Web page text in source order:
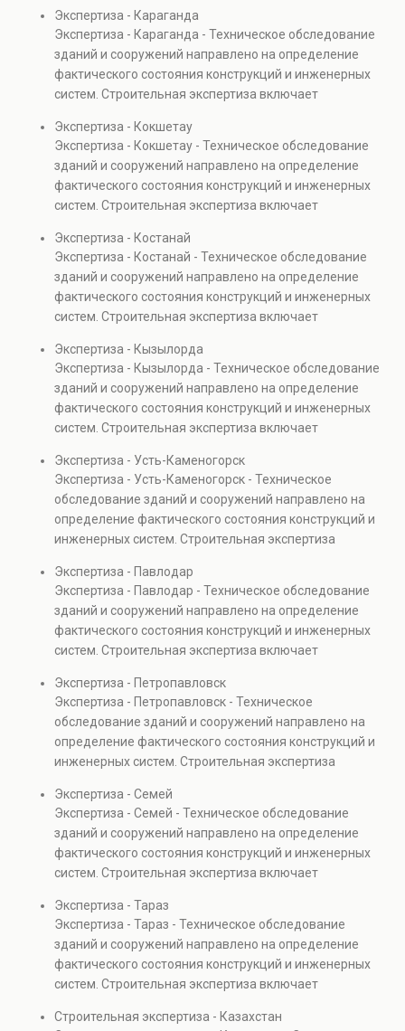
элементов и оценку эксплуатационной безопасности.
Услуга востребована при покупке недвижимости,
капитальном ремонте и реконструкции объектов, а
также при судебных разбирательствах и технических
проверках.
Экспертиза - Караганда
Экспертиза - Караганда - Техническое обследование
зданий и сооружений направлено на определение
фактического состояния конструкций и инженерных
систем. Строительная экспертиза включает
элементов и оценку эксплуатационной безопасности.
Услуга востребована при покупке недвижимости,
капитальном ремонте и реконструкции объектов, а
также при судебных разбирательствах и технических
проверках.
Экспертиза - Кокшетау
Экспертиза - Кокшетау - Техническое обследование
зданий и сооружений направлено на определение
фактического состояния конструкций и инженерных
систем. Строительная экспертиза включает
элементов и оценку эксплуатационной безопасности.
Услуга востребована при покупке недвижимости,
капитальном ремонте и реконструкции объектов, а
также при судебных разбирательствах и технических
проверках.
Экспертиза - Костанай
Экспертиза - Костанай - Техническое обследование
зданий и сооружений направлено на определение
фактического состояния конструкций и инженерных
систем. Строительная экспертиза включает
элементов и оценку эксплуатационной безопасности.
Услуга востребована при покупке недвижимости,
капитальном ремонте и реконструкции объектов, а
также при судебных разбирательствах и технических
проверках.
Экспертиза - Кызылорда
Экспертиза - Кызылорда - Техническое обследование
зданий и сооружений направлено на определение
фактического состояния конструкций и инженерных
систем. Строительная экспертиза включает
элементов и оценку эксплуатационной безопасности.
Услуга востребована при покупке недвижимости,
капитальном ремонте и реконструкции объектов, а
также при судебных разбирательствах и технических
проверках.
Экспертиза - Усть-Каменогорск
Экспертиза - Усть-Каменогорск - Техническое
обследование зданий и сооружений направлено на
определение фактического состояния конструкций и
инженерных систем. Строительная экспертиза
прочности элементов и оценку эксплуатационной
безопасности. Услуга востребована при покупке
недвижимости, капитальном ремонте и реконструкции
объектов, а также при судебных разбирательствах и
технических проверках.
Экспертиза - Павлодар
Экспертиза - Павлодар - Техническое обследование
зданий и сооружений направлено на определение
фактического состояния конструкций и инженерных
систем. Строительная экспертиза включает
элементов и оценку эксплуатационной безопасности.
Услуга востребована при покупке недвижимости,
капитальном ремонте и реконструкции объектов, а
также при судебных разбирательствах и технических
проверках.
Экспертиза - Петропавловск
Экспертиза - Петропавловск - Техническое
обследование зданий и сооружений направлено на
определение фактического состояния конструкций и
инженерных систем. Строительная экспертиза
прочности элементов и оценку эксплуатационной
безопасности. Услуга востребована при покупке
недвижимости, капитальном ремонте и реконструкции
объектов, а также при судебных разбирательствах и
технических проверках.
Экспертиза - Семей
Экспертиза - Семей - Техническое обследование
зданий и сооружений направлено на определение
фактического состояния конструкций и инженерных
систем. Строительная экспертиза включает
элементов и оценку эксплуатационной безопасности.
Услуга востребована при покупке недвижимости,
капитальном ремонте и реконструкции объектов, а
также при судебных разбирательствах и технических
проверках.
Экспертиза - Тараз
Экспертиза - Тараз - Техническое обследование
зданий и сооружений направлено на определение
фактического состояния конструкций и инженерных
систем. Строительная экспертиза включает
элементов и оценку эксплуатационной безопасности.
Строительная экспертиза - Казахстан